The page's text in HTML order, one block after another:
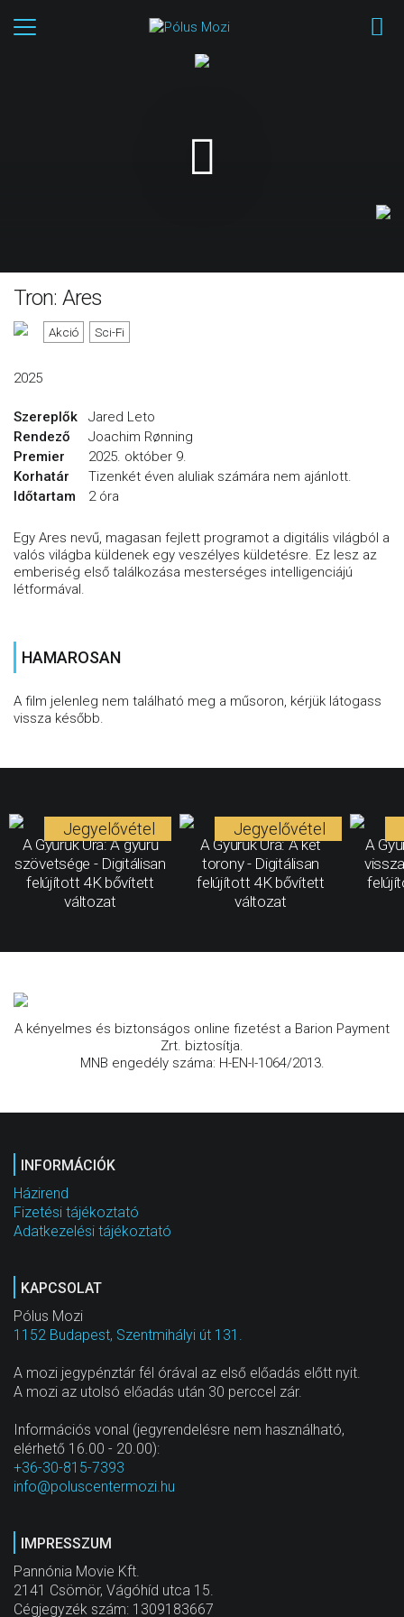
Tron: Ares
Akció Sci-Fi
2025
Szereplők
Jared Leto
Rendező
Joachim Rønning
Premier
2025. október 9.
Korhatár
Tizenkét éven aluliak számára nem ajánlott.
Időtartam
2 óra
Egy Ares nevű, magasan fejlett programot a digitális világból a
valós világba küldenek egy veszélyes küldetésre. Ez lesz az
emberiség első találkozása mesterséges intelligenciájú
létformával.
HAMAROSAN
A film jelenleg nem található meg a műsoron, kérjük látogass
vissza később.
A Gyűrűk Ura: A gyűrű
szövetsége - Digitálisan
felújított 4K bővített
változat
Jegyelővétel
A Gyűrűk Ura: A két
torony - Digitálisan
felújított 4K bővített
változat
Jegyelővétel
A
A kényelmes és biztonságos online fizetést a Barion Payment
Zrt. biztosítja.
MNB engedély száma: H-EN-I-1064/2013.
INFORMÁCIÓK
Házirend
Fizetési tájékoztató
Adatkezelési tájékoztató
KAPCSOLAT
Pólus Mozi
1152 Budapest, Szentmihályi út 131.
A mozi jegypénztár fél órával az első előadás előtt nyit.
A mozi az utolsó előadás után 30 perccel zár.
Információs vonal (jegyrendelésre nem használható,
elérhető 16.00 - 20.00):
+36-30-815-7393
info@poluscentermozi.hu
IMPRESSZUM
Pannónia Movie Kft.
2141 Csömör, Vágóhíd utca 15.
Cégjegyzék szám: 1309183667